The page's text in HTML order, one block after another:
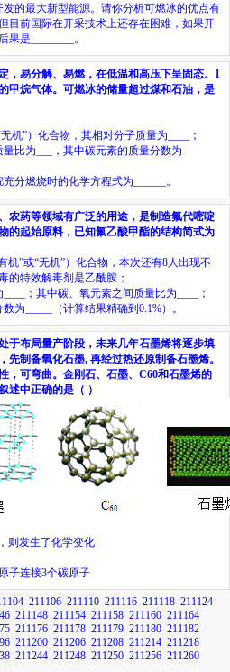
发的最大新型能源。请你分析可燃冰的优点有
目前国际在开采技术上还存在困难，如果开
果是
。
，易分解、易燃，在低温和高压下呈固态。 1
甲烷气体。可燃冰的储量超过煤和石油，是
无机”）化合物，其相对分子质量为
；
量比为
，其中碳元素的质量分数为
分燃烧时的化学方程式为 。
农药等领域有广泛的用途，是制造氟代嘧啶
的起始原料，已知氟乙酸甲酯的结构简式为
机”或“无机”）化合物，本次还有8 人出现不
的特效解毒剂是乙酰胺；
；其中碳、氧元素之间质量比为
；
数为 （计算结果精确到0.1%）。
于布局量产阶段，未来几年石墨烯将逐步填
先制备氧化石墨, 再经过热还原制备石墨烯。
，可弯曲。金刚石、石墨、 C60和石墨烯的
述中正确的是（ ）
则发生了化学变化
子连接3个碳原子
211106 211110 211116 211118 211124
211148 211154 211158 211160 211164
211176 211178 211179 211180 211182
211200 211206 211208 211214 211218
211244 211248 211250 211256 211260